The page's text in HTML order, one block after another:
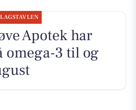
Apotek har
omega-3 til og